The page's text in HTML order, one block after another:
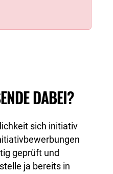
DABEI?
sich initiativ
geprüft und
ja bereits in